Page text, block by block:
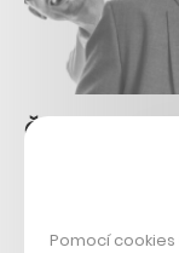
Česká
za desítky
60% podíl
19. 4. 2018–VÁCLAV
Pomocí